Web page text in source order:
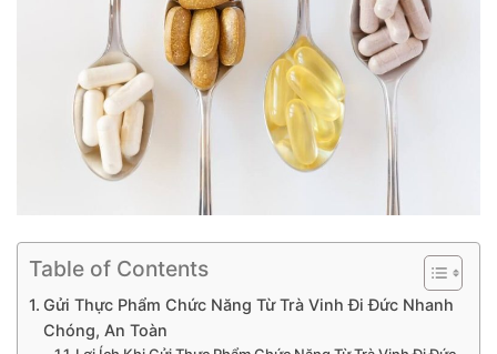
Table of Contents
Gửi Thực Phẩm Chức Năng Từ Trà Vinh Đi Đức Nhanh
Chóng, An Toàn